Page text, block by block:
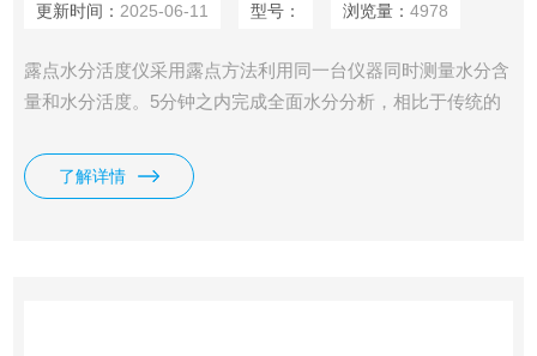
更新时间： 2025-06-11 型号： 浏览量： 4978
露点水分活度仪采用露点方法利用同一台仪器同时测量水分含
量和水分活度。5分钟之内完成全面水分分析，相比于传统的
了解详情